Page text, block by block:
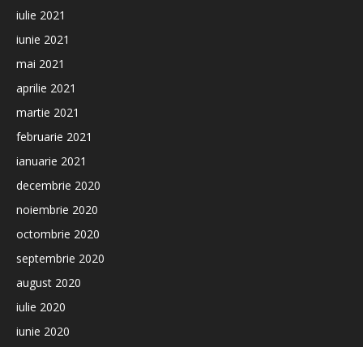
iulie 2021
iunie 2021
mai 2021
aprilie 2021
martie 2021
februarie 2021
ianuarie 2021
decembrie 2020
noiembrie 2020
octombrie 2020
septembrie 2020
august 2020
iulie 2020
iunie 2020